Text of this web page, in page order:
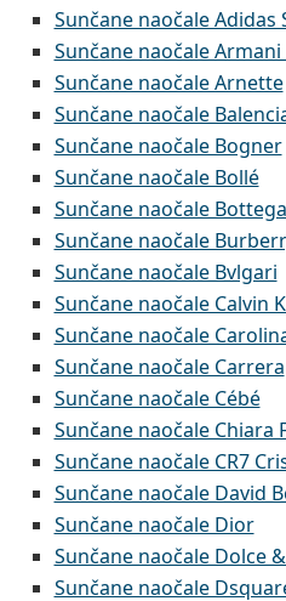
Sunčane naočale Adidas
Sunčane naočale Armani
Sunčane naočale Arnette
Sunčane naočale
Sunčane naočale Bogner
Sunčane naočale Bollé
Sunčane naočale
Sunčane naočale
Sunčane naočale Bvlgari
Sunčane naočale Calvin
Sunčane naočale
Sunčane naočale Carrera
Sunčane naočale Cébé
Sunčane naočale Chiara
Sunčane naočale CR7
Sunčane naočale David
Sunčane naočale Dior
Sunčane naočale Dolce
Sunčane naočale